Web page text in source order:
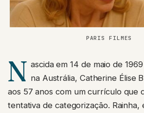
PARIS FILMES
N ascida em 14 de maio de
na Austrália, Catherine Élise
aos 57 anos com um currículo que
tentativa de categorização. Rainha,